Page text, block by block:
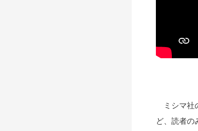
ミシマ社
ど、読者の